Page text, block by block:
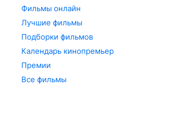
Фильмы онлайн
Лучшие фильмы
Подборки фильмов
Календарь кинопремьер
Премии
Все фильмы